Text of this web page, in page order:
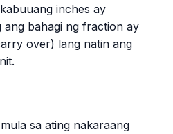
inches ay
ang bahagi ng fraction ay
over) lang natin ang
sa ating nakaraang